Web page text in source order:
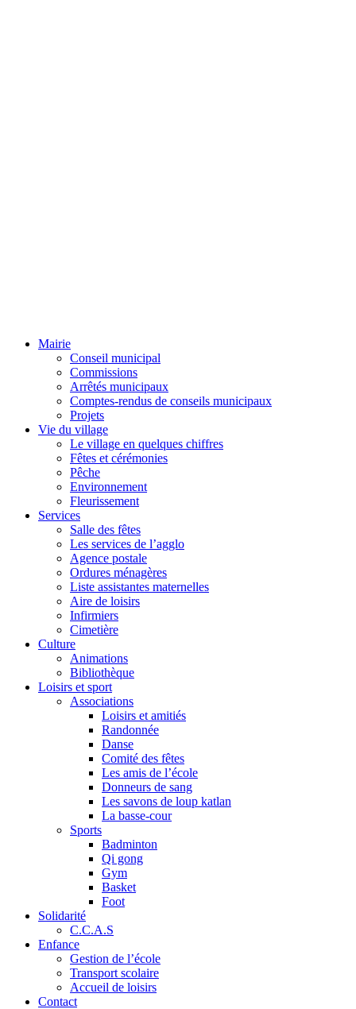
Mairie
Conseil municipal
Commissions
Arrêtés municipaux
Comptes-rendus de conseils municipaux
Projets
Vie du village
Le village en quelques chiffres
Fêtes et cérémonies
Pêche
Environnement
Fleurissement
Services
Salle des fêtes
Les services de l’agglo
Agence postale
Ordures ménagères
Liste assistantes maternelles
Aire de loisirs
Infirmiers
Cimetière
Culture
Animations
Bibliothèque
Loisirs et sport
Associations
Loisirs et amitiés
Randonnée
Danse
Comité des fêtes
Les amis de l’école
Donneurs de sang
Les savons de loup katlan
La basse-cour
Sports
Badminton
Qi gong
Gym
Basket
Foot
Solidarité
C.C.A.S
Enfance
Gestion de l’école
Transport scolaire
Accueil de loisirs
Contact